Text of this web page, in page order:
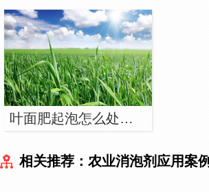
叶面肥起泡怎么处理，用什么消泡剂能解决泡沫？
相关推荐：农业消泡剂应用案例